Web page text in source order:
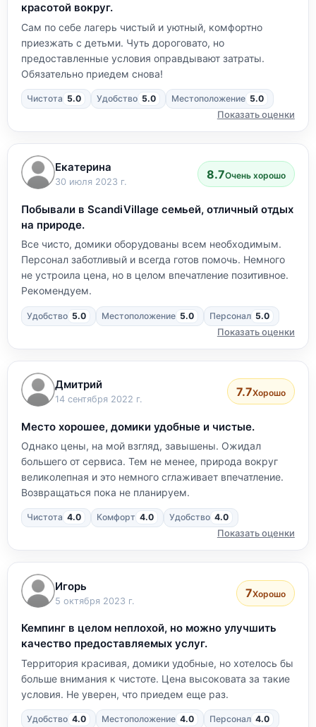
красотой вокруг.
Сам по себе лагерь чистый и уютный, комфортно
приезжать с детьми. Чуть дороговато, но
предоставленные условия оправдывают затраты.
Обязательно приедем снова!
Чистота 5.0 Удобство 5.0 Местоположение 5.0
Показать оценки
Екатерина
30 июля 2023 г.
8.7Очень хорошо
Побывали в ScandiVillage семьей, отличный отдых
на природе.
Все чисто, домики оборудованы всем необходимым.
Персонал заботливый и всегда готов помочь. Немного
не устроила цена, но в целом впечатление позитивное.
Рекомендуем.
Удобство 5.0 Местоположение 5.0 Персонал 5.0
Показать оценки
Дмитрий
14 сентября 2022 г.
7.7Хорошо
Место хорошее, домики удобные и чистые.
Однако цены, на мой взгляд, завышены. Ожидал
большего от сервиса. Тем не менее, природа вокруг
великолепная и это немного сглаживает впечатление.
Возвращаться пока не планируем.
Чистота 4.0 Комфорт 4.0 Удобство 4.0
Показать оценки
Игорь
5 октября 2023 г.
7Хорошо
Кемпинг в целом неплохой, но можно улучшить
качество предоставляемых услуг.
Территория красивая, домики удобные, но хотелось бы
больше внимания к чистоте. Цена высоковата за такие
условия. Не уверен, что приедем еще раз.
Удобство 4.0 Местоположение 4.0 Персонал 4.0